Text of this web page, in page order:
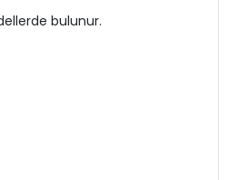
bulunur.